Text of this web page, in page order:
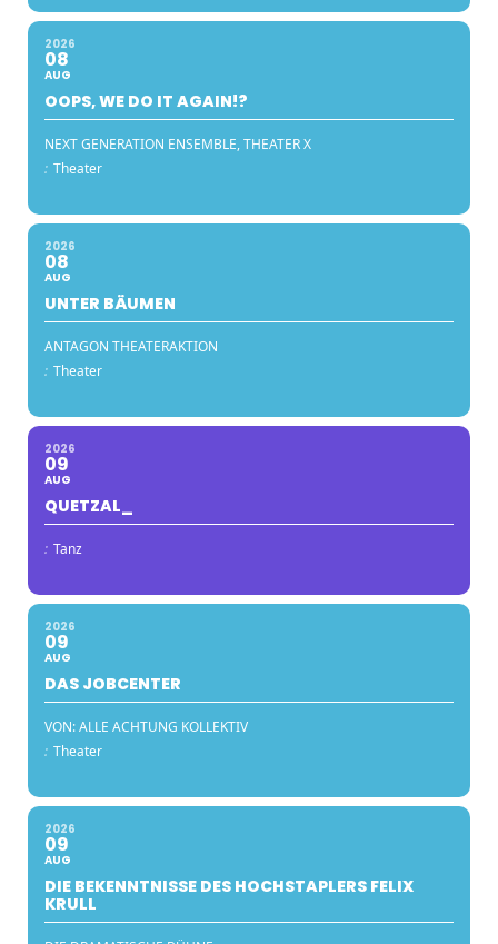
2026
08
AUG
OOPS, WE DO IT AGAIN!?
NEXT GENERATION ENSEMBLE, THEATER X
: Theater
2026
08
AUG
UNTER BÄUMEN
ANTAGON THEATERAKTION
: Theater
2026
09
AUG
QUETZAL_
: Tanz
2026
09
AUG
DAS JOBCENTER
VON: ALLE ACHTUNG KOLLEKTIV
: Theater
2026
09
AUG
DIE BEKENNTNISSE DES HOCHSTAPLERS FELIX
KRULL